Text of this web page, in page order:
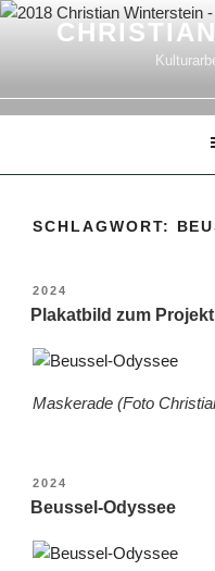
Zum
SCHLAGWORT:
VERÖFFENTLICHT
AM
2024
Plakatbild zum
Maskerade (Foto
VERÖFFENTLICHT
AM
2024
Beussel-Odyssee